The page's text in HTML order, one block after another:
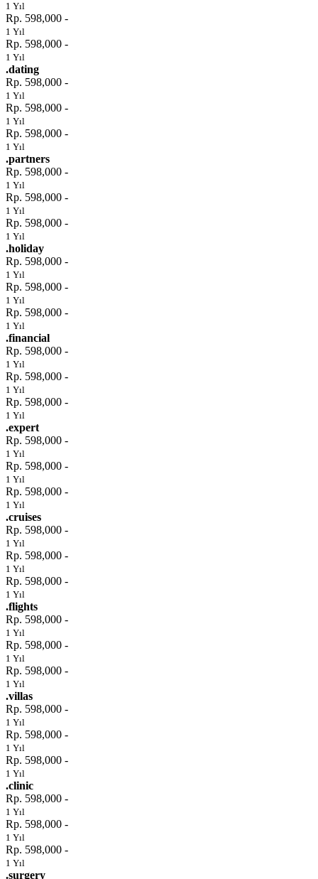
1 Yıl
Rp. 598,000 -
1 Yıl
Rp. 598,000 -
1 Yıl
.dating
Rp. 598,000 -
1 Yıl
Rp. 598,000 -
1 Yıl
Rp. 598,000 -
1 Yıl
.partners
Rp. 598,000 -
1 Yıl
Rp. 598,000 -
1 Yıl
Rp. 598,000 -
1 Yıl
.holiday
Rp. 598,000 -
1 Yıl
Rp. 598,000 -
1 Yıl
Rp. 598,000 -
1 Yıl
.financial
Rp. 598,000 -
1 Yıl
Rp. 598,000 -
1 Yıl
Rp. 598,000 -
1 Yıl
.expert
Rp. 598,000 -
1 Yıl
Rp. 598,000 -
1 Yıl
Rp. 598,000 -
1 Yıl
.cruises
Rp. 598,000 -
1 Yıl
Rp. 598,000 -
1 Yıl
Rp. 598,000 -
1 Yıl
.flights
Rp. 598,000 -
1 Yıl
Rp. 598,000 -
1 Yıl
Rp. 598,000 -
1 Yıl
.villas
Rp. 598,000 -
1 Yıl
Rp. 598,000 -
1 Yıl
Rp. 598,000 -
1 Yıl
.clinic
Rp. 598,000 -
1 Yıl
Rp. 598,000 -
1 Yıl
Rp. 598,000 -
1 Yıl
.surgery